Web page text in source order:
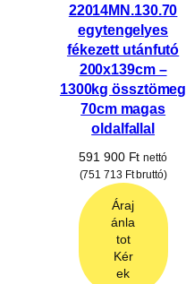
22014MN.130.70
egytengelyes
fékezett utánfutó
200x139cm –
1300kg össztömeg
70cm magas
oldalfallal
591 900 Ft nettó
(751 713 Ftbruttó)
Áraj
ánla
tot
Kér
ek